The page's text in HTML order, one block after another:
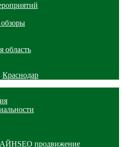
область
Краснодар
SEO продвижение